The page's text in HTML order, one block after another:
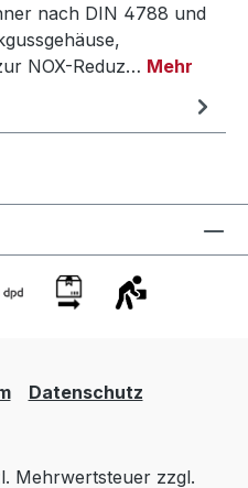
nach DIN 4788 und
NOX-Reduz… Mehr
Datenschutz
Mehrwertsteuer zzgl.